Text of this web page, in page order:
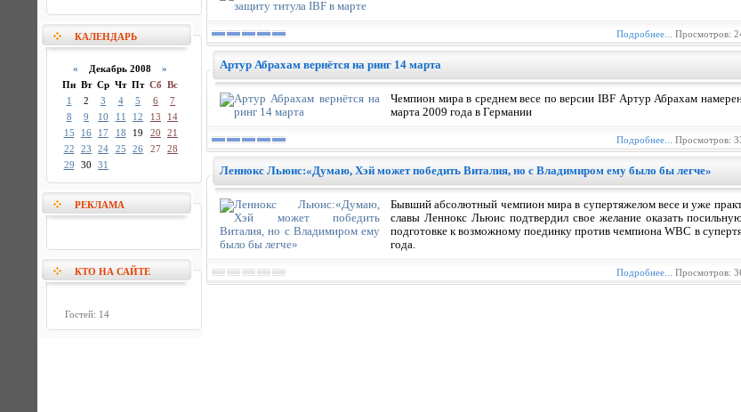
КАЛЕНДАРЬ
« Декабрь 2008 »
Пн Вт Ср Чт Пт Сб Вс
1
2 3 4 5 6
7
8
9 10 11 12 13
14
15
16 17 18 19 20
21
22
23 24 25 26 27
28
29
30 31
РЕКЛАМА
КТО НА САЙТЕ
Гостей: 14
Подробнее... Просмотров:
Артур Абрахам вернётся на ринг 14 марта
Чемпион мира в среднем весе по версии IBF Артур Абрахам
марта 2009 года в Германии
Подробнее... Просмотров:
Леннокс Льюис:«Думаю, Хэй может победить Виталия, но с Владимиром ему было бы легче»
Бывший абсолютный чемпион мира в супертяжелом весе и уже
славы Леннокс Льюис подтвердил свое желание оказать
подготовке к возможному поединку против чемпиона WBC в
года.
Подробнее... Просмотров: